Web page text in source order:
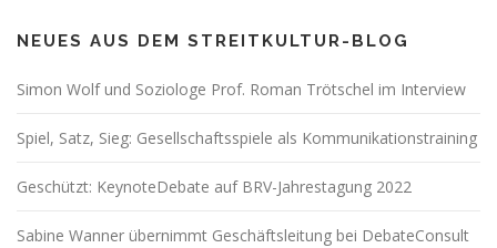
NEUES AUS DEM STREITKULTUR-BLOG
Simon Wolf und Soziologe Prof. Roman Trötschel im Interview
Spiel, Satz, Sieg: Gesellschaftsspiele als Kommunikationstraining
Geschützt: KeynoteDebate auf BRV-Jahrestagung 2022
Sabine Wanner übernimmt Geschäftsleitung bei DebateConsult